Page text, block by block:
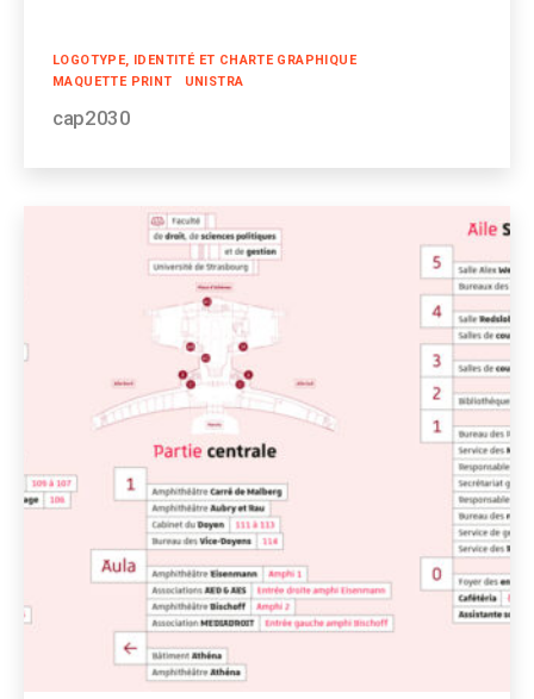
Catégories
LOGOTYPE, IDENTITÉ ET CHARTE GRAPHIQUE
MAQUETTE PRINT
UNISTRA
cap2030